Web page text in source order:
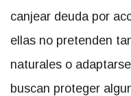
canjear deuda por
ellas no pretenden
naturales o
buscan proteger